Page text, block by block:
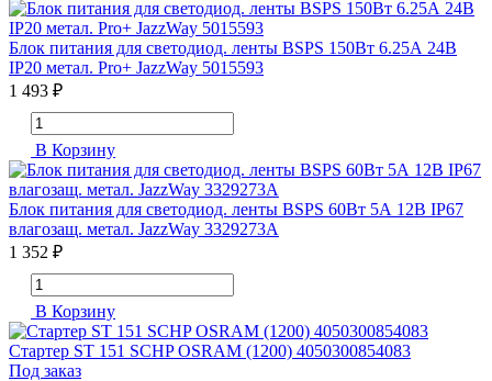
Блок питания для светодиод. ленты BSPS 150Вт 6.25А 24В
IP20 метал. Pro+ JazzWay 5015593
1 493 ₽
В Корзину
Блок питания для светодиод. ленты BSPS 60Вт 5А 12В IP67
влагозащ. метал. JazzWay 3329273A
1 352 ₽
В Корзину
Стартер ST 151 SCHP OSRAM (1200) 4050300854083
Под заказ